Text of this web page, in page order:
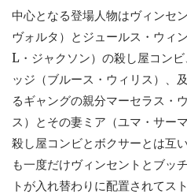
中心となる登場人物はヴィンセ
ヴォルタ）とジュールス・ウィ
L・ジャクソン）の殺し屋コン
ッジ（ブルース・ウィリス）、
るギャングの親分マーセラス・
ス）とその妻ミア（ユマ・サーマ
殺し屋コンビとボクサーとは互
も一度だけヴィンセントとブッ
トが入れ替わりに配置されてス